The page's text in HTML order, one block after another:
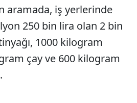
aramada, iş yerlerinde
250 bin lira olan 2 bin
1000 kilogram
çay ve 600 kilogram